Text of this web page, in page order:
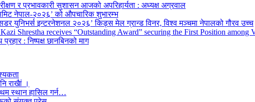
र प्रभावकारी सुशासन आजको अपरिहार्यता : अध्यक्ष अग्रवाल
नेपाल-२०२६’ को औपचारिक शुभारम्भ
युनिभर्स इन्टरनेशनल २०२६’ किड्स मेल ग्रान्ड विनर, विश्व मञ्चमा नेपालको गौरव उच्च
Shrestha receives “Outstanding Award” securing the First Position among
: निष्पक्ष छानबिनको माग
राखैां ।
स्थान हासिल गर्न…